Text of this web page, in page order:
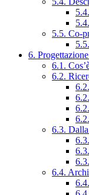
5.5. Co-
6.
6.1.
6.2.
6.3.
6.4.